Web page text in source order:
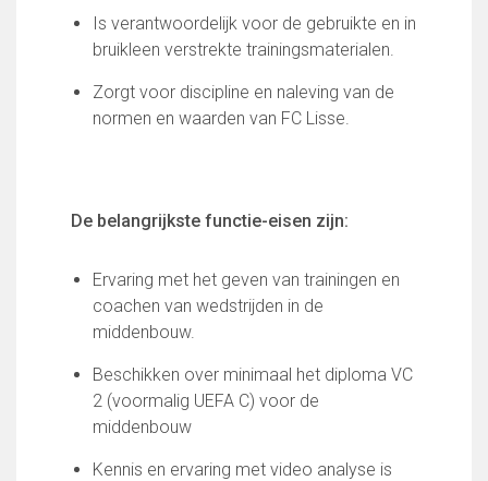
Vertrouwenspersonen
Financieel contactpersoon
Is verantwoordelijk voor de gebruikte en in
bruikleen verstrekte trainingsmaterialen.
Zorgt voor discipline en naleving van de
normen en waarden van FC Lisse.
De belangrijkste functie-eisen zijn:
Ervaring met het geven van trainingen en
coachen van wedstrijden in de
middenbouw.
Beschikken over minimaal het diploma VC
2 (voormalig UEFA C) voor de
middenbouw
Kennis en ervaring met video analyse is